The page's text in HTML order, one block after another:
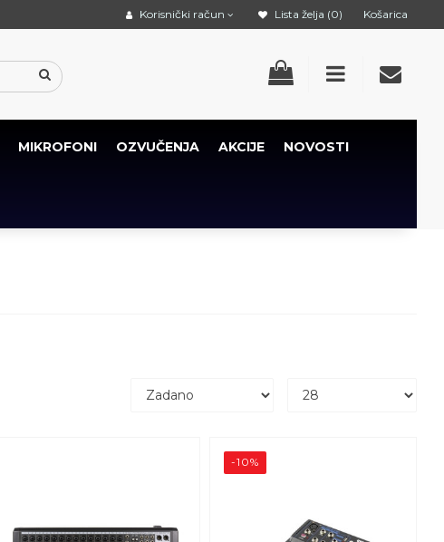
Korisnički račun Lista želja (0) Košarica
MIKROFONI OZVUČENJA AKCIJE NOVOSTI
-10%